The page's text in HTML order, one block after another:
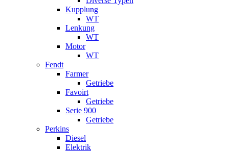
Kupplung
WT
Lenkung
WT
Motor
WT
Fendt
Farmer
Getriebe
Favoirt
Getriebe
Serie 900
Getriebe
Perkins
Diesel
Elektrik